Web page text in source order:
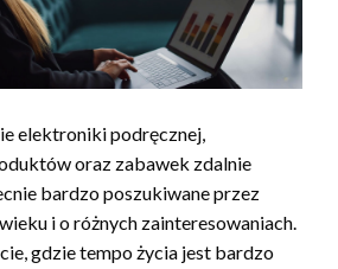
elektroniki podręcznej,
oraz zabawek zdalnie
bardzo poszukiwane przez
i o różnych zainteresowaniach.
gdzie tempo życia jest bardzo